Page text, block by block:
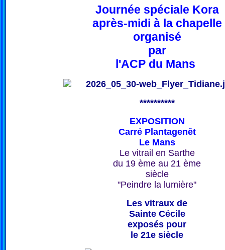
Journée spéciale Kora
après-midi à la chapelle
organisé
par
l'ACP du Mans
**********
EXPOSITION
Carré Plantagenêt
Le Mans
Le vitrail en Sarthe
du 19 ème au 21 ème
siècle
"Peindre la lumière"
Les vitraux de
Sainte Cécile
exposés pour
le 21e siècle